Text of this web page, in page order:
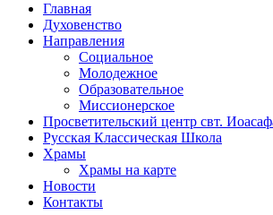
Главная
Духовенство
Направления
Социальное
Молодежное
Образовательное
Миссионерское
Просветительский центр свт.
Русская Классическая Школа
Храмы
Храмы на карте
Новости
Контакты